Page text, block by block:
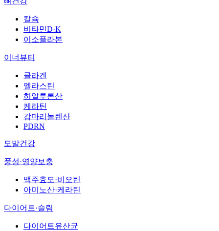
칼슘
비타민D·K
이소플라본
이너뷰티
콜라겐
엘라스틴
히알루론산
케라틴
감마리놀렌산
PDRN
모발건강
풍성·영양보충
맥주효모·비오틴
아미노산·케라틴
다이어트·슬림
다이어트유산균